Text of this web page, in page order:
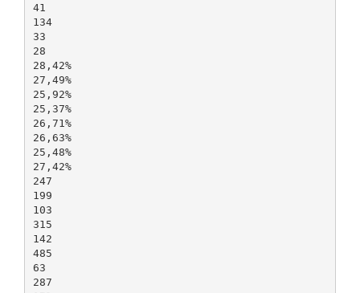
41
134
33
28
28,42%
27,49%
25,92%
25,37%
26,71%
26,63%
25,48%
27,42%
247
199
103
315
142
485
63
287